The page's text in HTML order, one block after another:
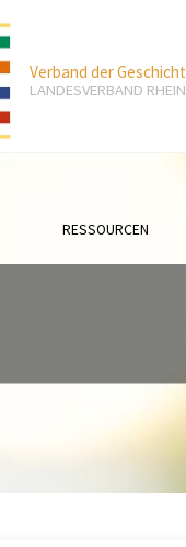
Verband der
LANDESVERBAND
RESSOURCEN